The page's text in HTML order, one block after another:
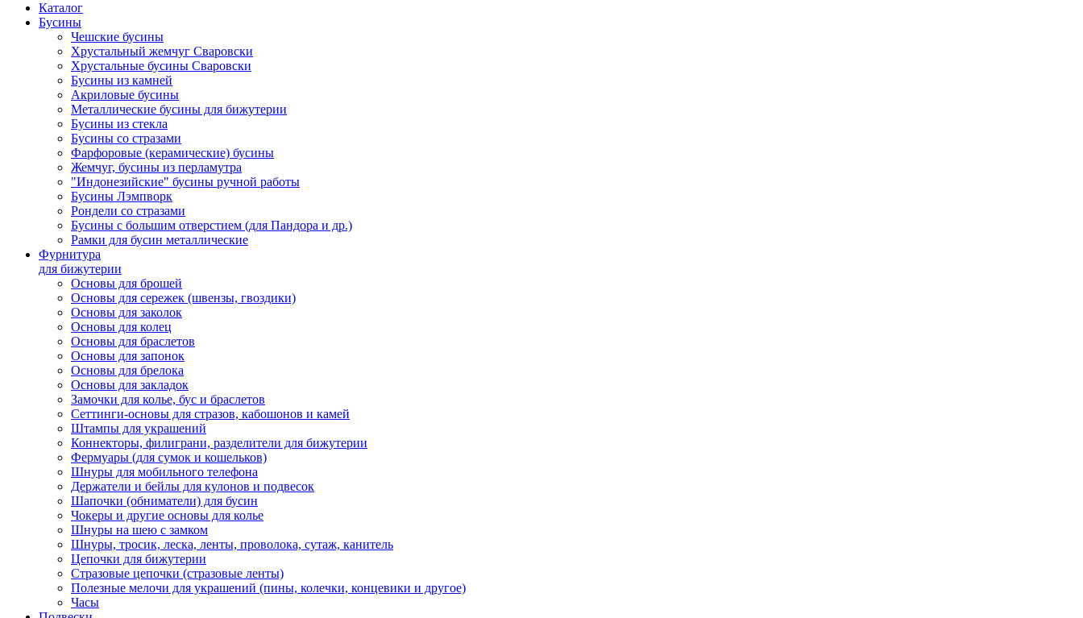
Каталог
Бусины
Чешские бусины
Хрустальный жемчуг Сваровски
Хрустальные бусины Сваровски
Бусины из камней
Акриловые бусины
Металлические бусины для бижутерии
Бусины из стекла
Бусины со стразами
Фарфоровые (керамические) бусины
Жемчуг, бусины из перламутра
"Индонезийские" бусины ручной работы
Бусины Лэмпворк
Рондели со стразами
Бусины с большим отверстием (для Пандора и др.)
Рамки для бусин металлические
Фурнитура
для бижутерии
Основы для брошей
Основы для сережек (швензы, гвоздики)
Основы для заколок
Основы для колец
Основы для браслетов
Основы для запонок
Основы для брелока
Основы для закладок
Замочки для колье, бус и браслетов
Сеттинги-основы для стразов, кабошонов и камей
Штампы для украшений
Коннекторы, филиграни, разделители для бижутерии
Фермуары (для сумок и кошельков)
Шнуры для мобильного телефона
Держатели и бейлы для кулонов и подвесок
Шапочки (обниматели) для бусин
Чокеры и другие основы для колье
Шнуры на шею с замком
Шнуры, тросик, леска, ленты, проволока, сутаж, канитель
Цепочки для бижутерии
Стразовые цепочки (стразовые ленты)
Полезные мелочи для украшений (пины, колечки, концевики и другое)
Часы